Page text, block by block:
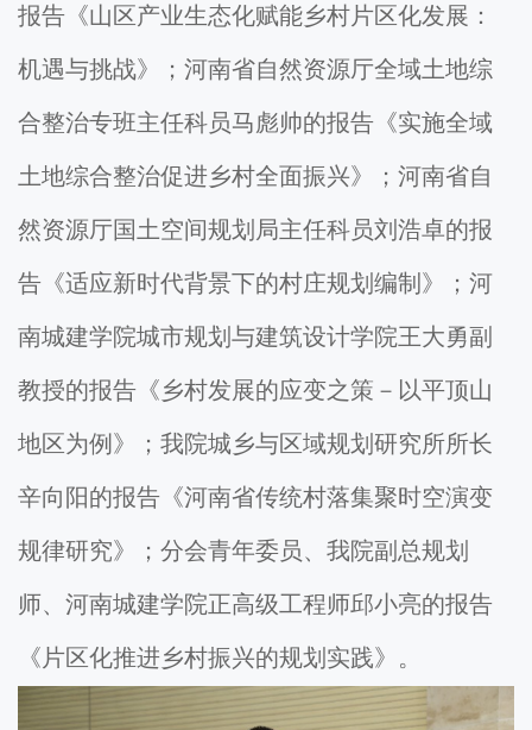
报告《山区产业生态化赋能乡村片区化发展：
机遇与挑战》；河南省自然资源厅全域土地综
合整治专班主任科员马彪帅的报告《实施全域
土地综合整治促进乡村全面振兴》；河南省自
然资源厅国土空间规划局主任科员刘浩卓的报
告《适应新时代背景下的村庄规划编制》；河
南城建学院城市规划与建筑设计学院王大勇副
教授的报告《乡村发展的应变之策－以平顶山
地区为例》；我院城乡与区域规划研究所所长
辛向阳的报告《河南省传统村落集聚时空演变
规律研究》；分会青年委员、我院副总规划
师、河南城建学院正高级工程师邱小亮的报告
《片区化推进乡村振兴的规划实践》。